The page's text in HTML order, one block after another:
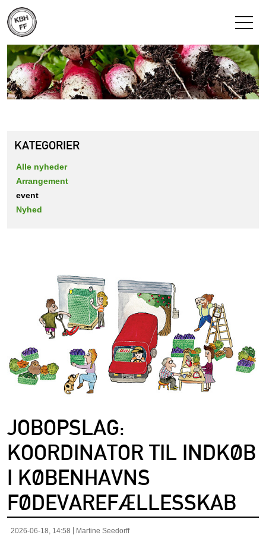
JOBOPSLAG:
KOORDINATOR TIL INDKØB
I KØBENHAVNS
FØDEVAREFÆLLESSKAB
2026-06-18, 14:58 Martine Seedorff
KATEGORIER
Alle nyheder
Arrangement
event
Nyhed